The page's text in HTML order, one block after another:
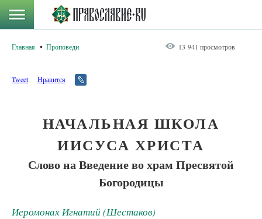
Главная Проповеди 13 941 просмотров
Tweet Нравится
НАЧАЛЬНАЯ ШКОЛА
ИИСУСА ХРИСТА
Слово на Введение во храм Пресвятой
Богородицы
Иеромонах Игнатий (Шестаков)